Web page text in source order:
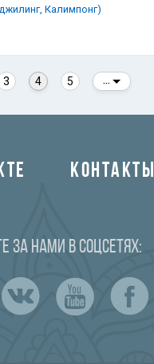
Калимпонг)
3 4 5
КОНТАКТЫ
за нами в соцсетях: